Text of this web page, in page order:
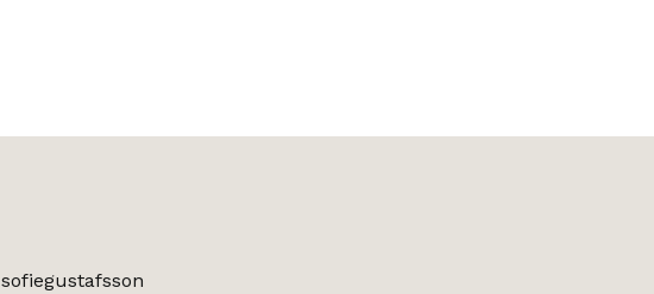
sofiegustafsson